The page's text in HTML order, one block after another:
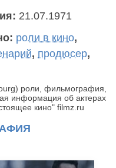
21.07.1971
роли в кино,
, продюсер,
роли, фильмография,
информация об актерах
кино" filmz.ru